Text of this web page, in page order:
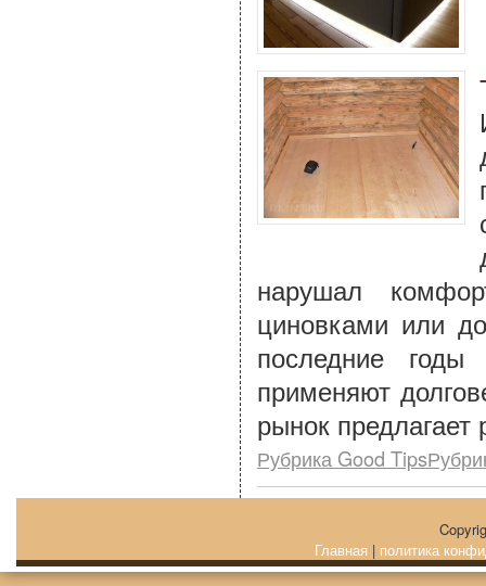
нарушал
циновками или
последние
применяют
рынок
Рубрика Good
Главная | политика